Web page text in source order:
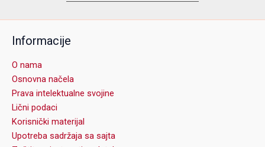
Informacije
O nama
Osnovna načela
Prava intelektualne svojine
Lični podaci
Korisnički materijal
Upotreba sadržaja sa sajta